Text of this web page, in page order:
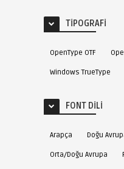
TIPOGRAFI
OpenType OTF
Windows TrueType
FONT DILI
Arapça Doğu
Orta/Doğu Avrupa